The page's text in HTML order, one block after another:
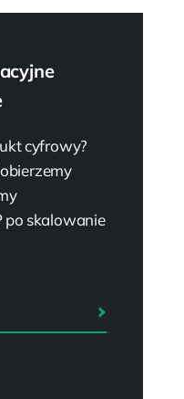
cyfrowy?
po skalowanie